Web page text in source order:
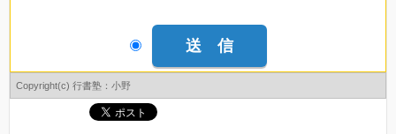
Copyright(c) 行書塾：小野